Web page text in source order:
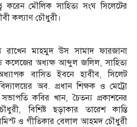
করেন মৌলিক সাহিত্য সংঘ সিলেটের
কল্যাণ চৌধুরী।
রাখেন মাহমুদ উস সামাদ ফারজানা
কলেজের অধ্যক্ষ আব্দুল জলিল, সাহিত্য
বাসিত ইবনে হাবীব, সিলেট
অব. প্রধান শিক্ষক ও মেট্রো
সভাপতি কবির খান, চৈতন্য প্রকাশনের
বিশিষ্ট ছড়াকার তারেশ কান্তি
ও গীতিকার বেলাল আহমদ চৌধুরী